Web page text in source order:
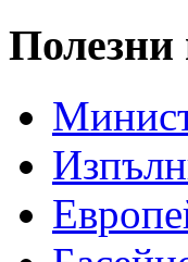
Полезни